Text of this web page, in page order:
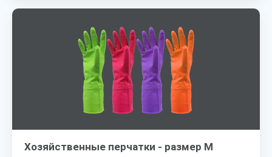
Хозяйственные перчатки - размер M